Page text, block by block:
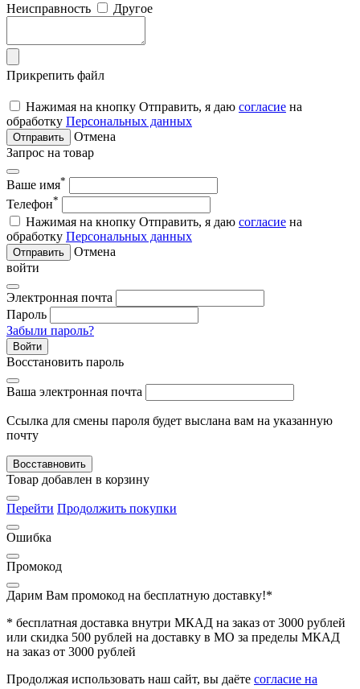
Неисправность
Другое
Прикрепить файл
Нажимая на кнопку Отправить, я даю согласие на
обработку Персональных данных
Отправить
Отмена
Запрос на товар
Ваше имя*
Телефон*
Нажимая на кнопку Отправить, я даю согласие на
обработку Персональных данных
Отправить
Отмена
войти
Электронная почта
Пароль
Забыли пароль?
Войти
Восстановить пароль
Ваша электронная почта
Ссылка для смены пароля будет выслана вам на указанную
почту
Восставновить
Товар добавлен в корзину
Перейти Продолжить покупки
Ошибка
Промокод
Дарим Вам промокод на бесплатную доставку!*
* бесплатная доставка внутри МКАД на заказ от 3000 рублей
или скидка 500 рублей на доставку в МО за пределы МКАД
на заказ от 3000 рублей
Продолжая использовать наш сайт, вы даёте согласие на